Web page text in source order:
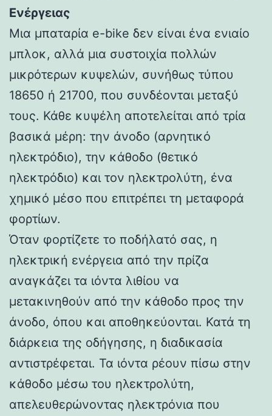
Ενέργειας
Μια μπαταρία e-bike δεν είναι ένα ενιαίο
μπλοκ, αλλά μια συστοιχία πολλών
μικρότερων κυψελών, συνήθως τύπου
18650 ή 21700, που συνδέονται μεταξύ
τους. Κάθε κυψέλη αποτελείται από τρία
βασικά μέρη: την άνοδο (αρνητικό
ηλεκτρόδιο), την κάθοδο (θετικό
ηλεκτρόδιο) και τον ηλεκτρολύτη, ένα
χημικό μέσο που επιτρέπει τη μεταφορά
φορτίων.
Όταν φορτίζετε το ποδήλατό σας, η
ηλεκτρική ενέργεια από την πρίζα
αναγκάζει τα ιόντα λιθίου να
μετακινηθούν από την κάθοδο προς την
άνοδο, όπου και αποθηκεύονται. Κατά τη
διάρκεια της οδήγησης, η διαδικασία
αντιστρέφεται. Τα ιόντα ρέουν πίσω στην
κάθοδο μέσω του ηλεκτρολύτη,
απελευθερώνοντας ηλεκτρόνια που